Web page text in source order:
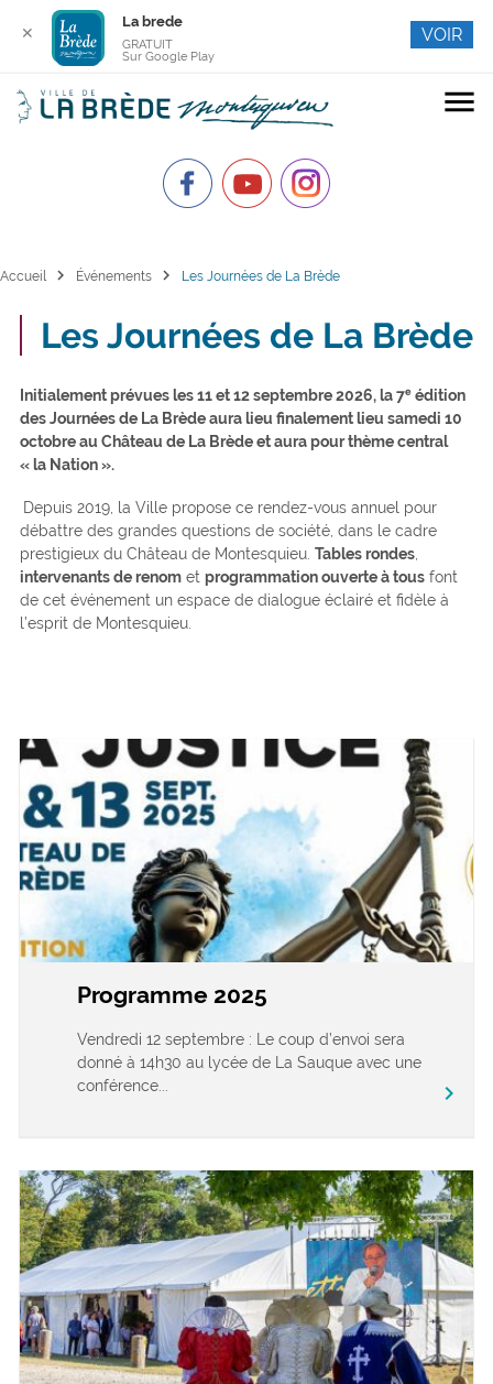
menu
Accueil chevron_right Événements chevron_right Les Journées de La Brède
Les Journées de La Brède
Initialement prévues les 11 et 12 septembre 2026, la 7ᵉ édition
des Journées de La Brède aura lieu finalement lieu samedi 10
octobre au Château de La Brède et aura pour thème central
« la Nation ».
Depuis 2019, la Ville propose ce rendez-vous annuel pour
débattre des grandes questions de société, dans le cadre
prestigieux du Château de Montesquieu. Tables rondes,
intervenants de renomet programmation ouverte à tousfont
de cet événement un espace de dialogue éclairé et fidèle à
l’esprit de Montesquieu.
Programme 2025
Vendredi 12 septembre : Le coup d’envoi sera
donné à 14h30 au lycée de La Sauque avec une
conférence...
chevron_right
✕
La brede
GRATUIT
Sur Google Play
VOIR